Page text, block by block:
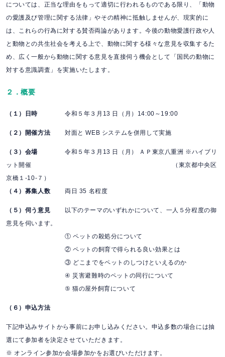
については、正当な理由をもって適切に行われるものである限り、「動物
の愛護及び管理に関する法律」やその精神に抵触しませんが、現実的に
は、これらの行為に対する賛否両論があります。今後の動物愛護行政や人
と動物との共生社会を考える上で、動物に関する様々な意見を収集するた
め、広く一般から動物に関する意見を直接伺う機会として「国民の動物に
対する意識調査」を実施いたします。
２．概要
（１）日時 令和５年３月13 日（月）14:00～19:00
（２）開催方法 対面と WEB システムを併用して実施
（３）会場 令和５年３月13 日（月） ＡＰ東京八重洲 ※ハイブリ
ット開催 （東京都中央区
京橋１-10-７）
（４）募集人数 両日 35 名程度
（５）伺う意見 以下のテーマのいずれかについて、一人５分程度の御
意見を伺います。
① ペットの殺処分について
② ペットの飼育で得られる良い効果とは
③ どこまでをペットのしつけといえるのか
④ 災害避難時のペットの同行について
⑤ 猫の屋外飼育について
（６）申込方法
下記申込みサイトから事前にお申し込みください。申込多数の場合には抽
選にて参加者を決定させていただきます。
※ オンライン参加か会場参加かをお選びいただけます。